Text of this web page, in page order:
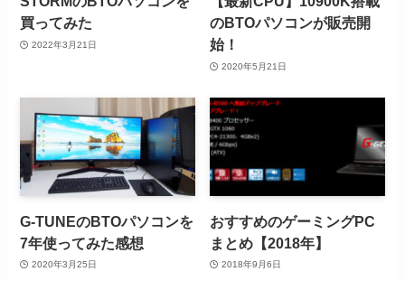
買ってみた
2022年3月21日
のBTOパソコンが販売開
始！
2020年5月21日
G-TUNEのBTOパソコンを
7年使ってみた感想
2020年3月25日
おすすめのゲーミングPC
まとめ【2018年】
2018年9月6日